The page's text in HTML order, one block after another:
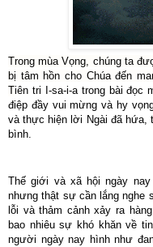
Trong mùa Vọng, chúng ta
bị tâm hồn cho Chúa đến
Tiên tri I-sa-i-a trong bài đọc
điệp đầy vui mừng và hy
và thực hiện lời Ngài đã hứa,
bình.
Thế giới và xã hội ngày
nhưng thật sự cần lắng nghe
lỗi và thảm cảnh xảy ra
bao nhiêu sự khó khăn về
người ngày nay hình như